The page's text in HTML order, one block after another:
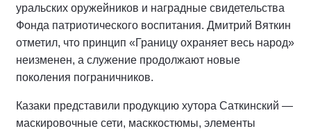
уральских оружейников и наградные свидетельства
Фонда патриотического воспитания. Дмитрий Вяткин
отметил, что принцип «Границу охраняет весь народ»
неизменен, а служение продолжают новые
поколения пограничников.
Казаки представили продукцию хутора Саткинский —
маскировочные сети, масккостюмы, элементы